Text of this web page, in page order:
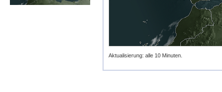
Aktualisierung: alle 10 Minuten.